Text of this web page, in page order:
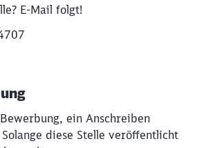
E‑Mail folgt!
ein Anschreiben
diese Stelle veröffentlicht